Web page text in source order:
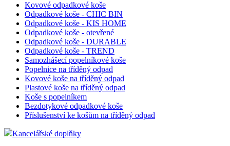
Kovové odpadkové koše
Odpadkové koše - CHIC BIN
Odpadkové koše - KIS HOME
Odpadkové koše - otevřené
Odpadkové koše - DURABLE
Odpadkové koše - TREND
Samozhášecí popelníkové koše
Popelnice na tříděný odpad
Kovové koše na tříděný odpad
Plastové koše na tříděný odpad
Koše s popelníkem
Bezdotykové odpadkové koše
Příslušenství ke košům na tříděný odpad
Kancelářské doplňky